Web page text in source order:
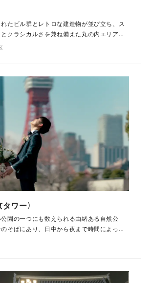
たビル群とレトロな建造物が並び立ち、ス
クラシカルさを兼ね備えた丸の内エリア。
や三菱一号館美術館など、ドレス姿が一層
画のワンシーンを捉えたようなロマンチッ
真を残せます。
ワー）
園の一つにも数えられる由緒ある自然公
そばにあり、日中から夜まで時間によって
ではの景色を写真に収めることができま
しめる自然豊かなロケーションです。